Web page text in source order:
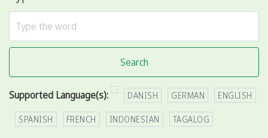
Search
Supported Language(s): DANISH GERMAN ENGLISH
SPANISH FRENCH INDONESIAN TAGALOG